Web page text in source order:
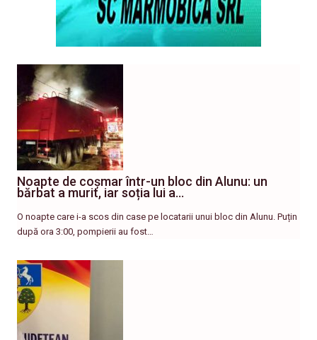
Noapte de coșmar într-un bloc din Alunu: un
bărbat a murit, iar soția lui a…
O noapte care i-a scos din case pe locatarii unui bloc din Alunu. Puțin
după ora 3:00, pompierii au fost…